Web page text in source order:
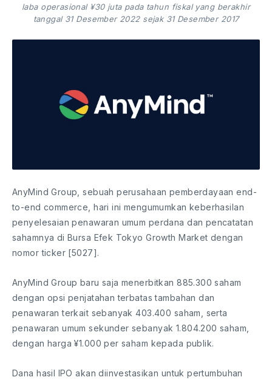
laba operasional ¥30 juta pada tahun fiskal yang berakhir
tanggal 31 Desember 2022 sejak 31 Desember 2017
AnyMind Group, sebuah perusahaan pemberdayaan end-
to-end commerce, hari ini mengumumkan keberhasilan
penyelesaian penawaran umum perdana dan pencatatan
sahamnya di Bursa Efek Tokyo Growth Market dengan
nomor ticker [5027].
AnyMind Group baru saja menerbitkan 885.300 saham
dengan opsi penjatahan terbatas tambahan dan
penawaran terkait sebanyak 403.400 saham, serta
penawaran umum sekunder sebanyak 1.804.200 saham,
dengan harga ¥1.000 per saham kepada publik.
Dana hasil IPO akan diinvestasikan untuk pertumbuhan